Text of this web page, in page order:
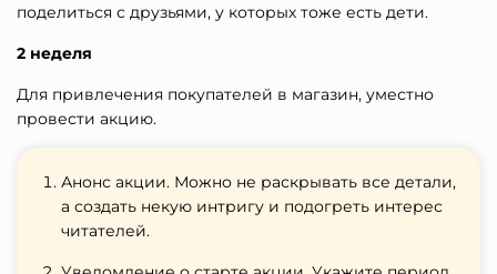
поделиться с друзьями, у которых тоже есть дети.
2 неделя
Для привлечения покупателей в магазин, уместно
провести акцию.
Анонс акции. Можно не раскрывать все детали,
а создать некую интригу и подогреть интерес
читателей.